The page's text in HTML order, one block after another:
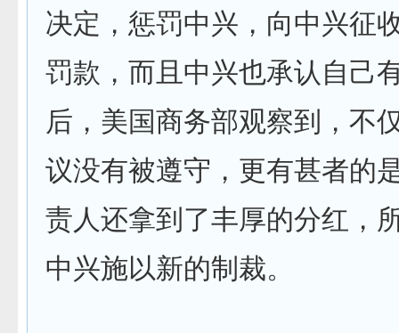
决定，惩罚中兴，向中兴征
罚款，而且中兴也承认自己
后，美国商务部观察到，不
议没有被遵守，更有甚者的
责人还拿到了丰厚的分红，
中兴施以新的制裁。